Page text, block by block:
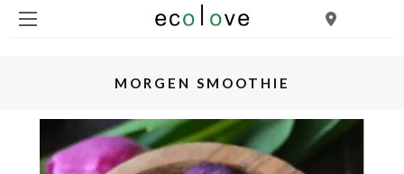
MORGEN SMOOTHIE